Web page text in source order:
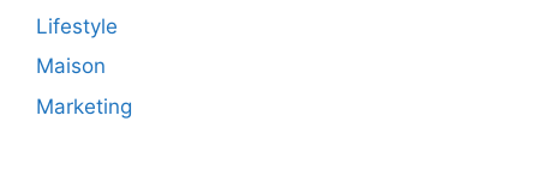
Lifestyle
Maison
Marketing